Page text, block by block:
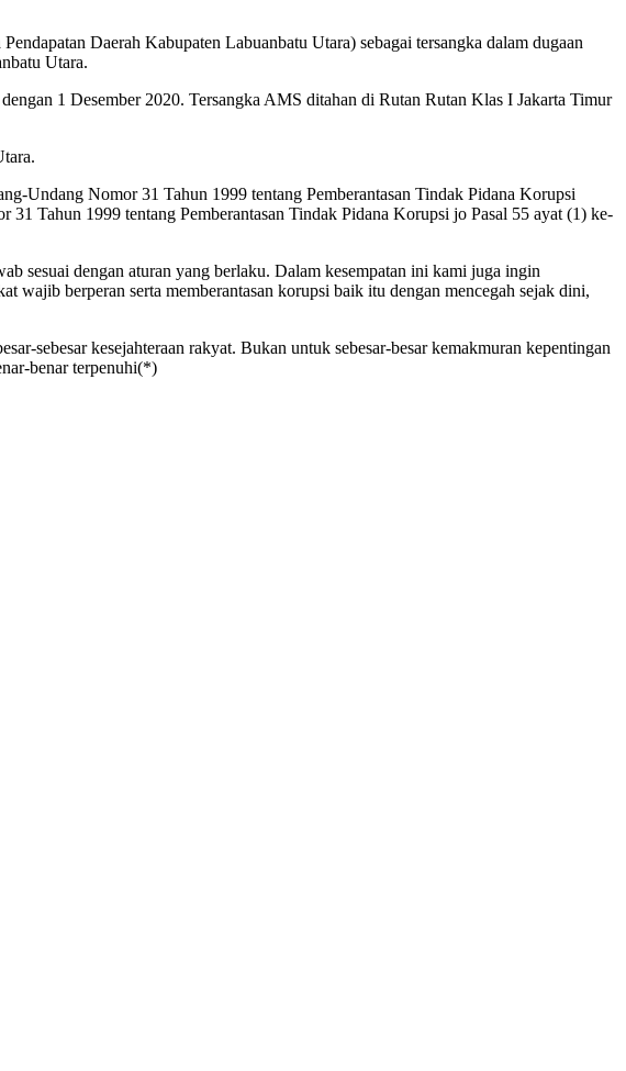
Daerah Kabupaten Labuanbatu Utara) sebagai tersangka dalam dugaan
Utara.
1 Desember 2020. Tersangka AMS ditahan di Rutan Rutan Klas I Jakarta Timur
Undang Nomor 31 Tahun 1999 tentang Pemberantasan Tindak Pidana Korupsi
Tahun 1999 tentang Pemberantasan Tindak Pidana Korupsi jo Pasal 55 ayat (1) ke-
sesuai dengan aturan yang berlaku. Dalam kesempatan ini kami juga ingin
wajib berperan serta memberantasan korupsi baik itu dengan mencegah sejak dini,
sebesar kesejahteraan rakyat. Bukan untuk sebesar-besar kemakmuran kepentingan
benar terpenuhi(*)